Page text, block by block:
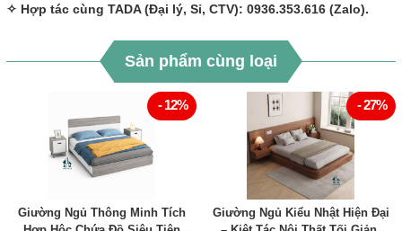
✧ Hợp tác cùng TADA (Đại lý, Sỉ, CTV): 0936.353.616 (Zalo).
Sản phẩm cùng loại
- 12%
Giường Ngủ Thông Minh Tích
- 27%
Giường Ngủ Kiểu Nhật Hiện Đại